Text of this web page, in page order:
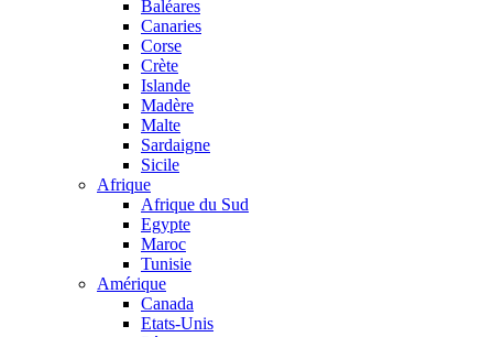
Baléares
Canaries
Corse
Crète
Islande
Madère
Malte
Sardaigne
Sicile
Afrique
Afrique du Sud
Egypte
Maroc
Tunisie
Amérique
Canada
Etats-Unis